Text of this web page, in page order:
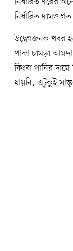
নির্ধারিত দামও
উদ্বেগজনক খবর
পাকা চামড়া
কিংবা পানির
যায়নি, এটুকুই